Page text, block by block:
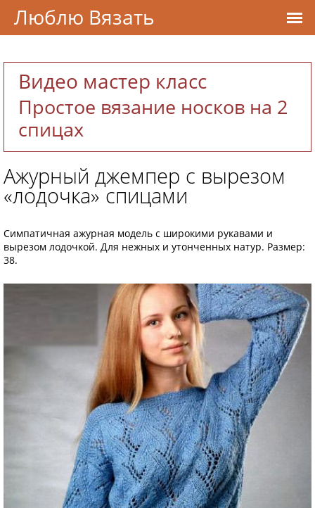
Видео мастер класс
Простое вязание носков на 2
спицах
Ажурный джемпер с вырезом
«лодочка» спицами
Симпатичная ажурная модель с широкими рукавами и
вырезом лодочкой. Для нежных и утонченных натур. Размер:
38.
Люблю Вязать